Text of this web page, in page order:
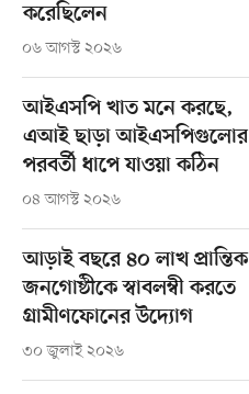
করেছিলেন
০৬ আগস্ট ২০২৬
আইএসপি খাত মনে করছে,
এআই ছাড়া আইএসপিগুলোর
পরবর্তী ধাপে যাওয়া কঠিন
০৪ আগস্ট ২০২৬
আড়াই বছরে ৪০ লাখ প্রান্তিক
জনগোষ্ঠীকে স্বাবলম্বী করতে
গ্রামীণফোনের উদ্যোগ
৩০ জুলাই ২০২৬